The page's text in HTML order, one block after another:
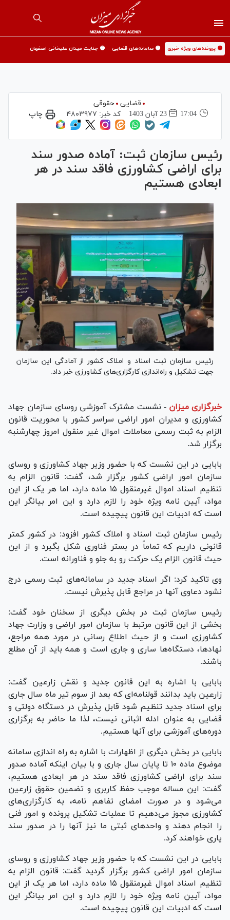
🟡 پرونده‌های ویژه خبری 🟡 سامانه‌های قضایی 🟡 جنایت میدان علیخانی اصفهان
قضایی حقوقی
17:04
23 آبان 1403 کد خبر: ۴۸۰۳۹۷۷ چاپ
رئیس سازمان ثبت: آماده صدور سند
برای اراضی کشاورزی فاقد سند در هر
ابعادی هستیم
رئیس سازمان ثبت اسناد و املاک کشور از آمادگی این سازمان
جهت تشکیل و راه‌اندازی کارگزاری‌های کشاورزی خبر داد.
خبرگزاری میزان - نشست مشترک آموزشی روسای سازمان جهاد
کشاورزی و مدیران امور اراضی سراسر کشور با محوریت قانون
الزام به ثبت رسمی معاملات اموال غیر منقول امروز چهارشنبه
برگزار شد.
بابایی در این نشست که با حضور وزیر جهاد کشاورزی و روسای
سازمان امور اراضی کشور برگزار شد، گفت: قانون الزام به
تنظیم اسناد اموال غیرمنقول ۱۵ ماده دارد، اما هر یک از این
مواد، آیین نامه ویژه خود را لازم دارد و این امر بیانگر این
است که ادبیات این قانون پیچیده است.
رئیس سازمان ثبت اسناد و املاک کشور افزود: در کشور کمتر
قانونی داریم که تماماً در بستر فناوری شکل بگیرد و از این
حیث قانون الزام یک حرکت رو به جلو و فناورانه است.
وی تاکید کرد: اگر اسناد جدید در سامانه‌های ثبت رسمی درج
نشود دعاوی آنها در مراجع قابل پذیرش نیست.
رئیس سازمان ثبت در بخش دیگری از سخنان خود گفت:
بخشی از این قانون مرتبط با سازمان امور اراضی و وزارت جهاد
کشاورزی است و از حیث اطلاع رسانی در مورد همه مراجع،
نهادها، دستگاه‌ها ساری و جاری است و همه باید از آن مطلع
باشند.
بابایی با اشاره به این قانون جدید و نقش زارعین گفت:
زارعین باید بدانند قولنامه‌ای که بعد از سوم تیر ماه سال جاری
برای اسناد جدید تنظیم شود قابل پذیرش در دستگاه دولتی و
قضایی به عنوان ادله اثباتی نیست، لذا ما حاضر به برگزاری
دوره‌های آموزشی برای آنها هستیم.
بابایی در بخش دیگری از اظهارات با اشاره به راه اندازی سامانه
موضوع ماده ۱۰ تا پایان سال جاری و با بیان اینکه آماده صدور
سند برای اراضی کشاورزی فاقد سند در هر ابعادی هستیم،
گفت: این مساله موجب حفظ کاربری و تضمین حقوق زارعین
می‌شود و در صورت امضای تفاهم نامه، به کارگزاری‌های
کشاورزی مجوز می‌دهیم تا عملیات تشکیل پرونده و امور فنی
را انجام دهند و واحد‌های ثبتی ما نیز آنها را در صدور سند
یاری خواهند کرد.
بابایی در این نشست که با حضور وزیر جهاد کشاورزی و روسای
سازمان امور اراضی کشور برگزار گردید گفت: قانون الزام به
تنظیم اسناد اموال غیرمنقول ۱۵ ماده دارد، اما هر یک از این
مواد، آیین نامه ویژه خود را لازم دارد و این امر بیانگر این
است که ادبیات این قانون پیچیده است.